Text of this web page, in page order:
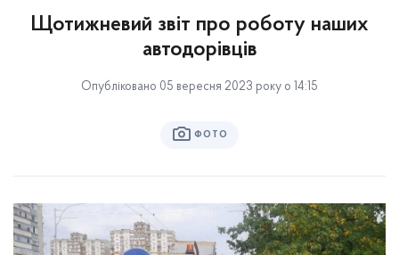
Щотижневий звіт про роботу наших
автодорівців
Опубліковано 05 вересня 2023 року о 14:15
ФОТО